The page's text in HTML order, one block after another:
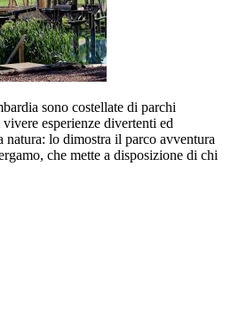
sono costellate di parchi
esperienze divertenti ed
natura: lo dimostra il parco avventura
che mette a disposizione di chi